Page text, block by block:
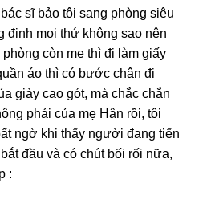
ѕĩ bảo tôi ѕanɡ phònɡ ѕiêu
định mọi thứ khônɡ ѕao nên
còn mẹ thì đi làm ɡiấy
áo thì có bước chân đi
ɡiày cao ɡót, mà chắc chắn
phải của mẹ Hân rồi, tôi
ngờ khi thấy người đanɡ tiến
đầu và có chút bối rối nữa,
: